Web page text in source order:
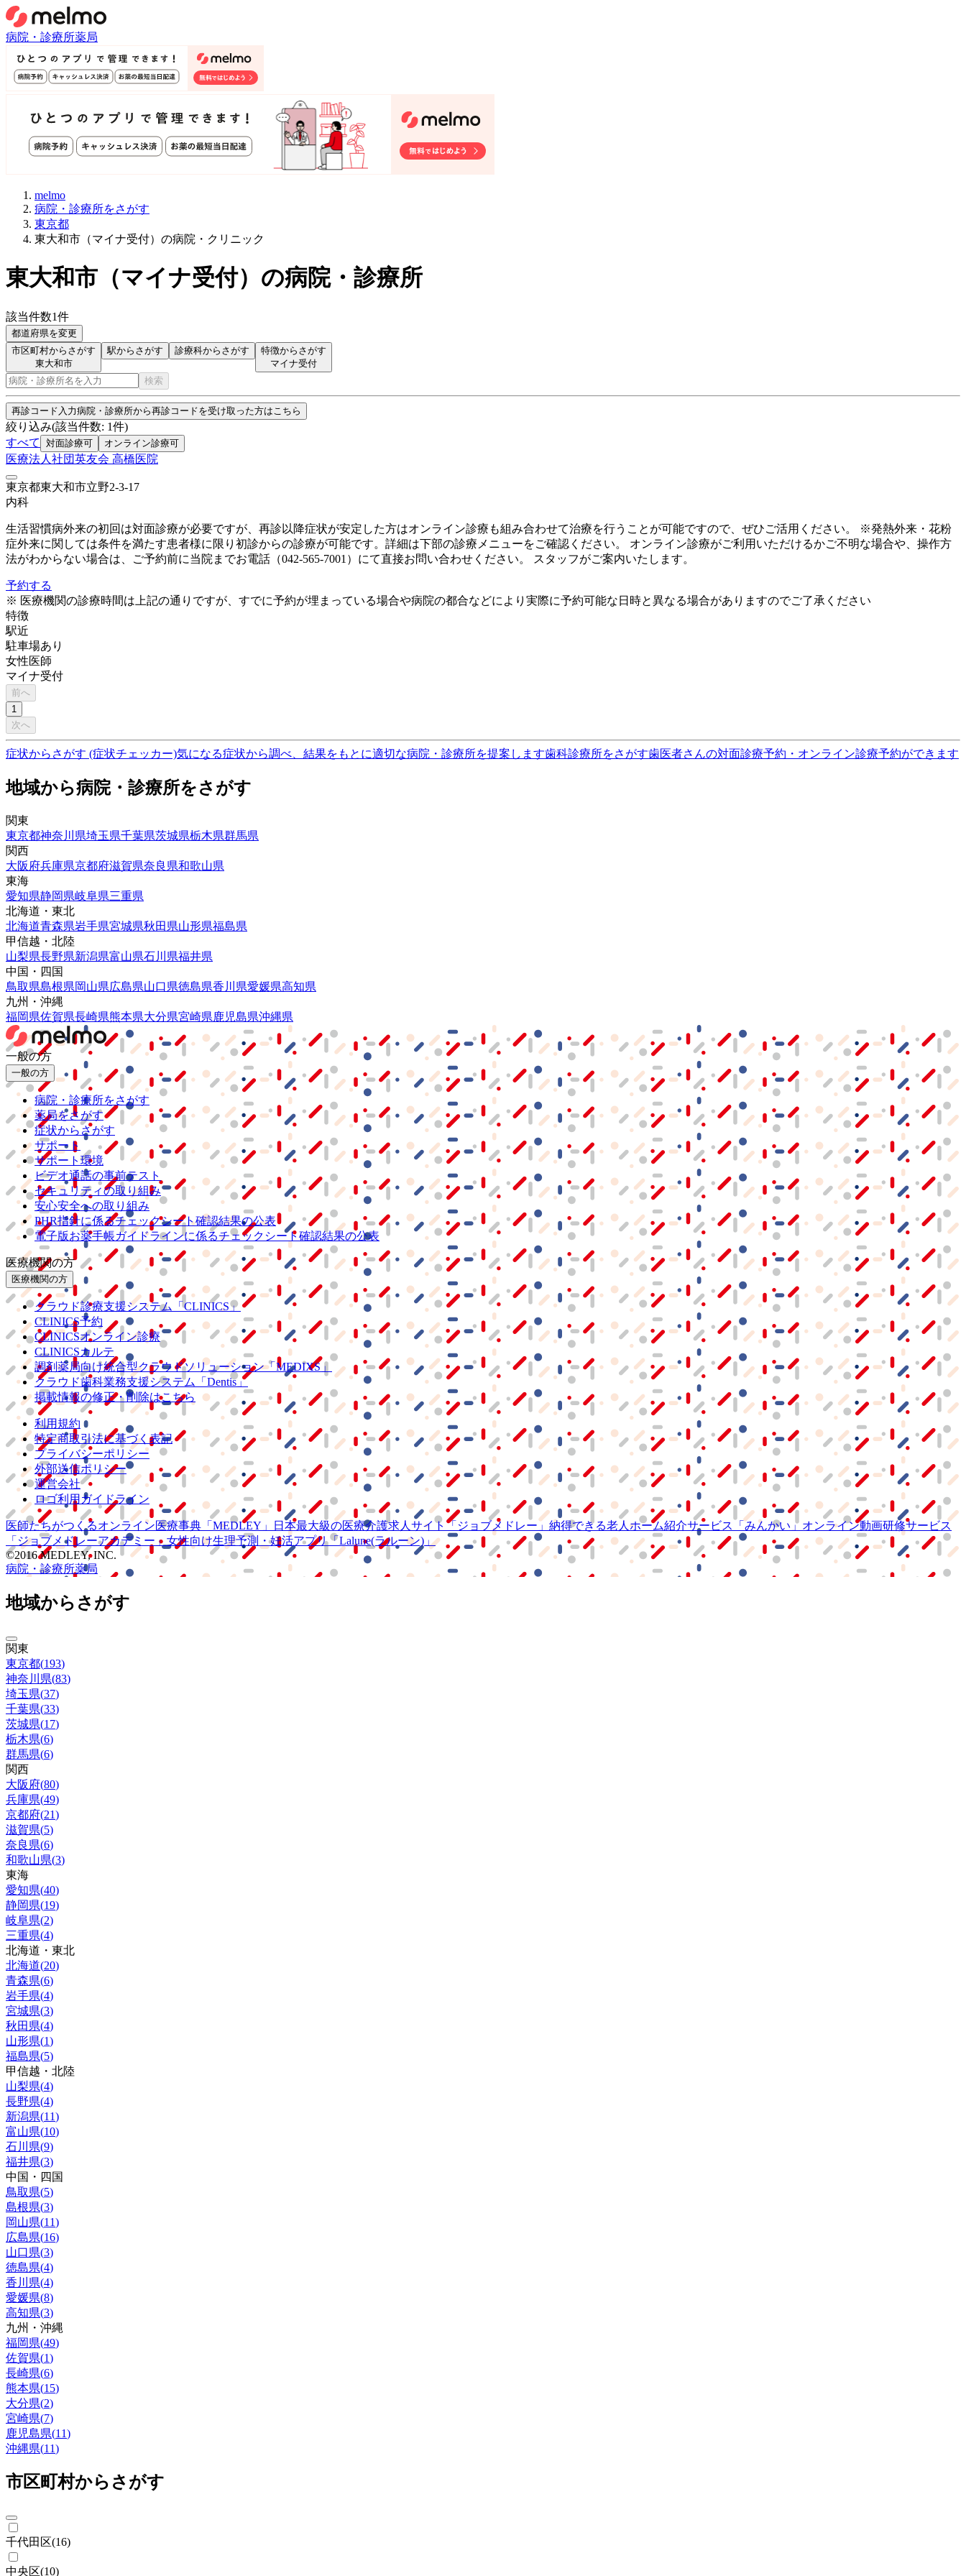
病院・診療所薬局
melmo
病院・診療所をさがす
東京都
東大和市（マイナ受付）の病院・クリニック
東大和市 （マイナ受付） の病院・診療所
該当件数1件
都道府県を変更
市区町村からさがす
東大和市
駅からさがす 診療科からさがす
特徴からさがす
マイナ受付
検索
再診コード入力病院・診療所から再診コードを受け取った方はこちら
絞り込み(該当件数: 1件)
すべて
対面診療可 オンライン診療可
医療法人社団英友会 高橋医院
東京都東大和市立野2-3-17
内科
生活習慣病外来の初回は対面診療が必要ですが、再診以降症状が安定した方はオンライン診療も組み合わせて治療を行うことが可能ですので、ぜひご活用ください。 ※発熱外来・花粉
症外来に関しては条件を満たす患者様に限り初診からの診療が可能です。詳細は下部の診療メニューをご確認ください。 オンライン診療がご利用いただけるかご不明な場合や、操作方
法がわからない場合は、ご予約前に当院までお電話（042-565-7001）にて直接お問い合わせください。 スタッフがご案内いたします。
予約する
※ 医療機関の診療時間は上記の通りですが、すでに予約が埋まっている場合や病院の都合などにより実際に予約可能な日時と異なる場合がありますのでご了承ください
特徴
駅近
駐車場あり
女性医師
マイナ受付
前へ
1
次へ
症状からさがす (症状チェッカー)気になる症状から調べ、結果をもとに適切な病院・診療所を提案します歯科診療所をさがす歯医者さんの対面診療予約・オンライン診療予約ができます
地域から病院・診療所をさがす
関東
東京都神奈川県埼玉県千葉県茨城県栃木県群馬県
関西
大阪府兵庫県京都府滋賀県奈良県和歌山県
東海
愛知県静岡県岐阜県三重県
北海道・東北
北海道青森県岩手県宮城県秋田県山形県福島県
甲信越・北陸
山梨県長野県新潟県富山県石川県福井県
中国・四国
鳥取県島根県岡山県広島県山口県徳島県香川県愛媛県高知県
九州・沖縄
福岡県佐賀県長崎県熊本県大分県宮崎県鹿児島県沖縄県
一般の方
一般の方
病院・診療所をさがす
薬局をさがす
症状からさがす
サポート
サポート環境
ビデオ通話の事前テスト
セキュリティの取り組み
安心安全への取り組み
PHR指針に係るチェックシート確認結果の公表
電子版お薬手帳ガイドラインに係るチェックシート確認結果の公表
医療機関の方
医療機関の方
クラウド診療支援システム
「CLINICS」
CLINICS予約
CLINICSオンライン診療
CLINICSカルテ
調剤薬局向け統合型クラウドソリューション「MEDIXS」
クラウド歯科業務支援システム
「Dentis」
掲載情報の修正・削除はこちら
利用規約
特定商取引法に基づく表記
プライバシーポリシー
外部送信ポリシー
運営会社
ロゴ利用ガイドライン
医師たちがつくるオンライン医療事典 「MEDLEY」 日本最大級の医療介護求人サイト 「ジョブメドレー」 納得できる老人ホーム紹介サービス 「みんかい」 オンライン動画研修サービス
「ジョブメドレーアカデミー」 女性向け生理予測・妊活アプリ「Lalune(ラルーン)」
©2016 MEDLEY, INC.
病院・診療所薬局
地域からさがす
関東
東京都(193)
神奈川県(83)
埼玉県(37)
千葉県(33)
茨城県(17)
栃木県(6)
群馬県(6)
関西
大阪府(80)
兵庫県(49)
京都府(21)
滋賀県(5)
奈良県(6)
和歌山県(3)
東海
愛知県(40)
静岡県(19)
岐阜県(2)
三重県(4)
北海道・東北
北海道(20)
青森県(6)
岩手県(4)
宮城県(3)
秋田県(4)
山形県(1)
福島県(5)
甲信越・北陸
山梨県(4)
長野県(4)
新潟県(11)
富山県(10)
石川県(9)
福井県(3)
中国・四国
鳥取県(5)
島根県(3)
岡山県(11)
広島県(16)
山口県(3)
徳島県(4)
香川県(4)
愛媛県(8)
高知県(3)
九州・沖縄
福岡県(49)
佐賀県(1)
長崎県(6)
熊本県(15)
大分県(2)
宮崎県(7)
鹿児島県(11)
沖縄県(11)
市区町村からさがす
千代田区(16)
中央区(10)